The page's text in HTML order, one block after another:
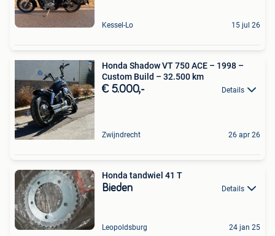
Kessel-Lo 15 jul 26
Honda Shadow VT 750 ACE – 1998 –
Custom Build – 32.500 km
€ 5.000,- Details
Zwijndrecht 26 apr 26
Honda tandwiel 41 T
Bieden Details
Leopoldsburg 24 jan 25